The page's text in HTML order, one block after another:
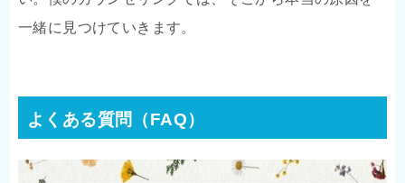
一緒に見つけていきます。
よくある質問（FAQ）